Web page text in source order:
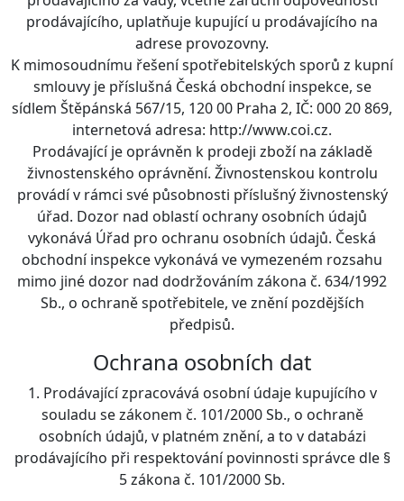
prodávajícího, uplatňuje kupující u prodávajícího na
adrese provozovny.
K mimosoudnímu řešení spotřebitelských sporů z kupní
smlouvy je příslušná Česká obchodní inspekce, se
sídlem Štěpánská 567/15, 120 00 Praha 2, IČ: 000 20 869,
internetová adresa: http://www.coi.cz.
Prodávající je oprávněn k prodeji zboží na základě
živnostenského oprávnění. Živnostenskou kontrolu
provádí v rámci své působnosti příslušný živnostenský
úřad. Dozor nad oblastí ochrany osobních údajů
vykonává Úřad pro ochranu osobních údajů. Česká
obchodní inspekce vykonává ve vymezeném rozsahu
mimo jiné dozor nad dodržováním zákona č. 634/1992
Sb., o ochraně spotřebitele, ve znění pozdějších
předpisů.
Ochrana osobních dat
1. Prodávající zpracovává osobní údaje kupujícího v
souladu se zákonem č. 101/2000 Sb., o ochraně
osobních údajů, v platném znění, a to v databázi
prodávajícího při respektování povinnosti správce dle §
5 zákona č. 101/2000 Sb.